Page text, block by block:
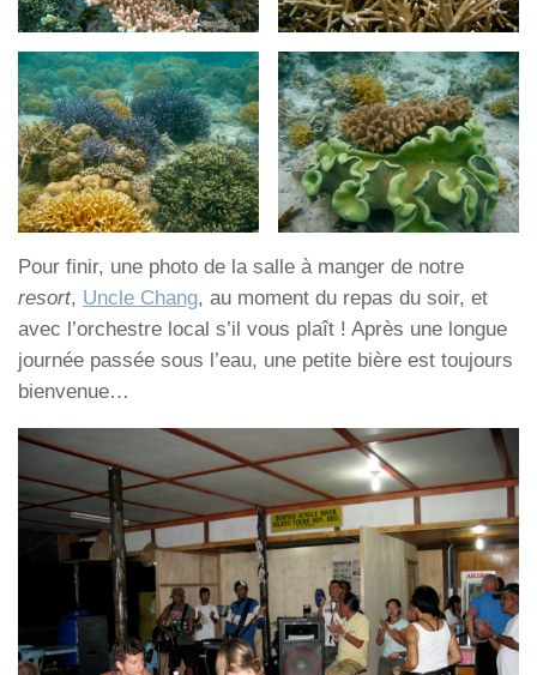
Pour finir, une photo de la salle à manger de notre
resort, Uncle Chang, au moment du repas du soir, et
avec l’orchestre local s’il vous plaît ! Après une longue
journée passée sous l’eau, une petite bière est toujours
bienvenue…